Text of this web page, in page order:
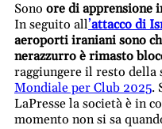
Sono ore di apprensione
In seguito all’attacco di
aeroporti iraniani sono
nerazzurro è rimasto
raggiungere il resto
Mondiale per Club 2025.
LaPresse la società è in
momento non si sa